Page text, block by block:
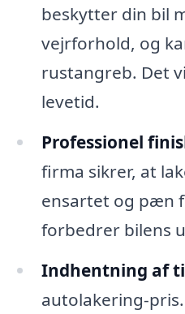
beskytter din bil
vejrforhold, og
rustangreb. Det
levetid.
Professionel
firma sikrer, at
ensartet og pæn
forbedrer bilens
Indhentning af
autolakering-